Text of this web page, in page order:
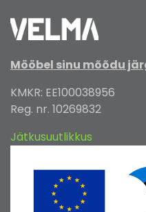
Mööbel sinu mõõdu
KMKR: EE100038956
Reg. nr. 10269832
Jätkusuutlikkus